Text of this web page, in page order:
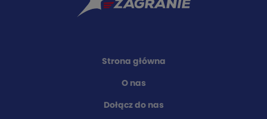
Strona główna
O nas
Dołącz do nas